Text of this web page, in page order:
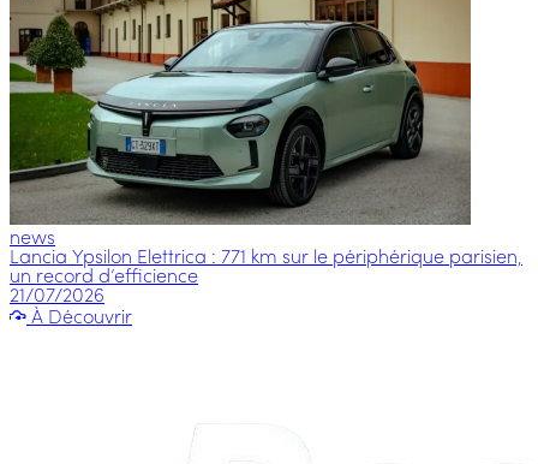
news
Lancia Ypsilon Elettrica : 771 km sur le périphérique parisien,
un record d’efficience
21/07/2026
À Découvrir